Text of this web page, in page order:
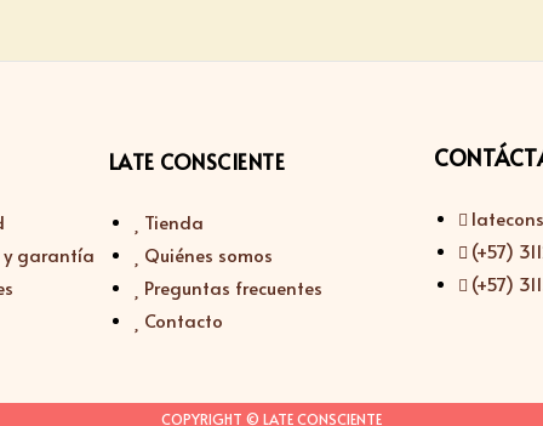
y garantía
LATE CONSCIENTE
Tienda
Quiénes somos
Preguntas frecuentes
Contacto
(+57)
(+57)
COPYRIGHT © LATE CONSCIENTE